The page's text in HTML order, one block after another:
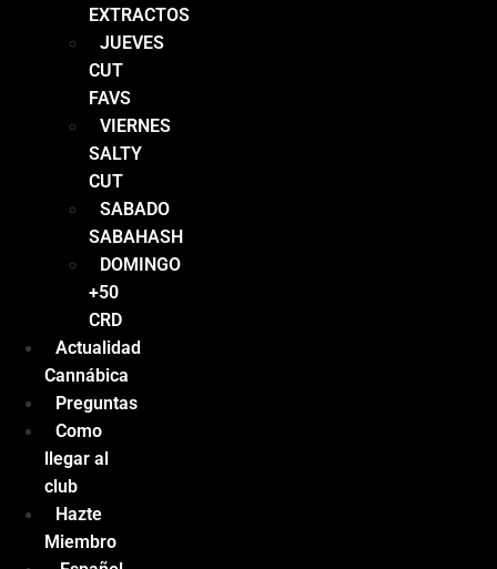
EXTRACTOS
JUEVES
CUT
FAVS
VIERNES
SALTY
CUT
SABADO
SABAHASH
DOMINGO
+50
CRD
Actualidad
Cannábica
Preguntas
Como
llegar al
club
Hazte
Miembro